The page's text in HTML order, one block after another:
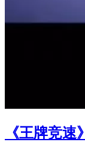
《王牌竞